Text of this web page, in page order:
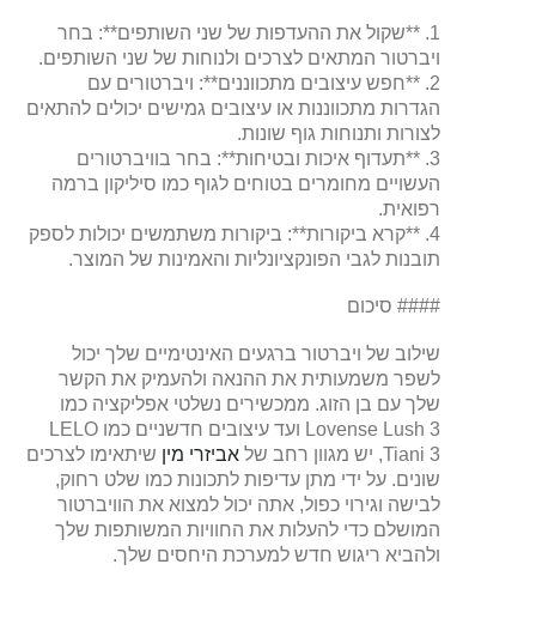
1. **שקול את ההעדפות של שני השותפים**: בחר
ויברטור המתאים לצרכים ולנוחות של שני השותפים.
2. **חפש עיצובים מתכווננים**: ויברטורים עם
הגדרות מתכווננות או עיצובים גמישים יכולים להתאים
לצורות ותנוחות גוף שונות.
3. **תעדוף איכות ובטיחות**: בחר בוויברטורים
העשויים מחומרים בטוחים לגוף כמו סיליקון ברמה
רפואית.
4. **קרא ביקורות**: ביקורות משתמשים יכולות לספק
תובנות לגבי הפונקציונליות והאמינות של המוצר.
#### סיכום
שילוב של ויברטור ברגעים האינטימיים שלך יכול
לשפר משמעותית את ההנאה ולהעמיק את הקשר
שלך עם בן הזוג. ממכשירים נשלטי אפליקציה כמו
Lovense Lush 3 ועד עיצובים חדשניים כמו LELO
Tiani 3, יש מגוון רחב של
אביזרי מין שיתאימו לצרכים
שונים. על ידי מתן עדיפות לתכונות כמו שלט רחוק,
לבישה וגירוי כפול, אתה יכול למצוא את הוויברטור
המושלם כדי להעלות את החוויות המשותפות שלך
ולהביא ריגוש חדש למערכת היחסים שלך.